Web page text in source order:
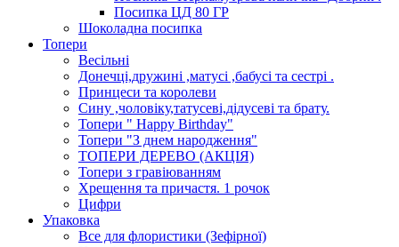
Посипка ЦД 80 ГР
Шоколадна посипка
Топери
Весільні
Донечці,дружині ,матусі ,бабусі та сестрі .
Принцеси та королеви
Сину ,чоловіку,татусеві,дідусеві та брату.
Топери " Happy Birthday"
Топери "З днем народження"
ТОПЕРИ ДЕРЕВО (АКЦІЯ)
Топери з гравіюванням
Хрещення та причастя. 1 рочок
Цифри
Упаковка
Все для флористики (Зефірної)